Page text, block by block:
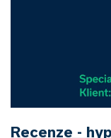
Recenze -